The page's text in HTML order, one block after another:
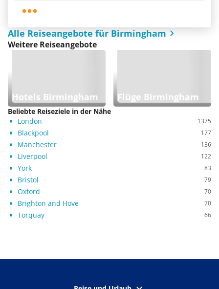
Alle Reiseangebote für Birmingham
Weitere Reiseangebote
Hotels Birmingham Flüge Birmingham
Beliebte Reiseziele in der Nähe
London
1375
Blackpool 177
Manchester 136
Liverpool 122
York 83
Bristol 79
Oxford 70
Brighton and Hove 70
Torquay 66